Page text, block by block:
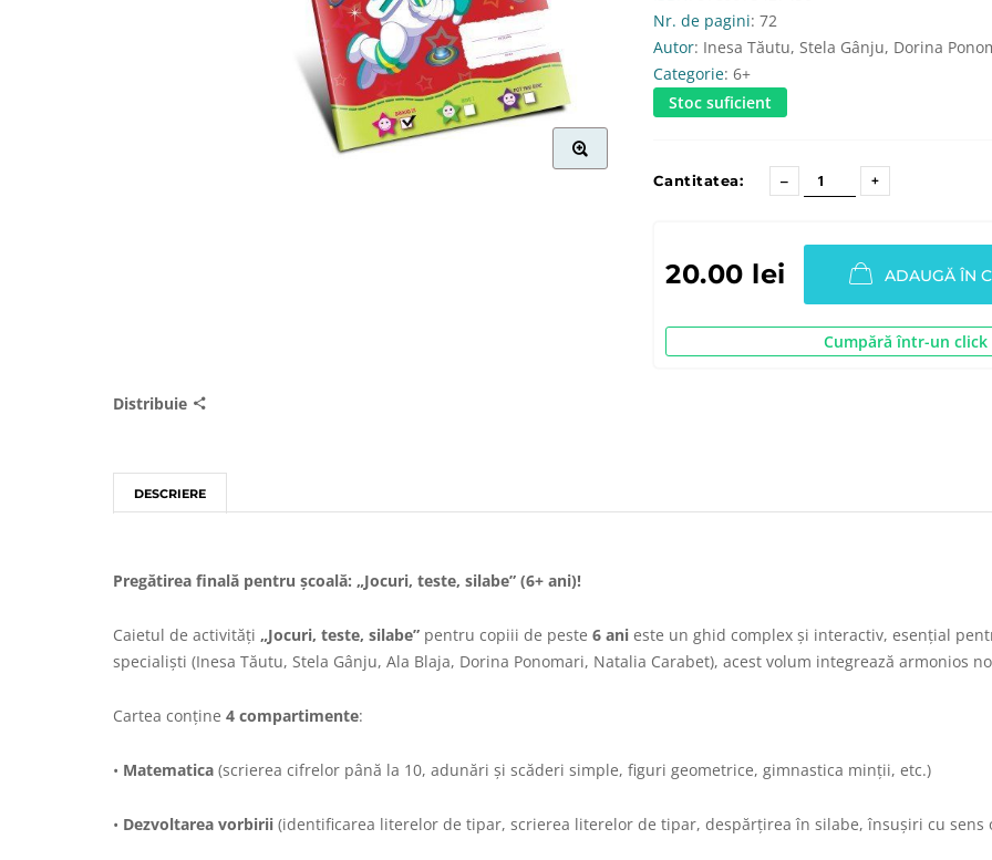
Nr. de pagini: 72
Autor: Inesa Tăutu, Stela Gânju, Dorina
Categorie: 6+
Stoc suficient
Cantitatea:
20.00 lei ADAUGĂ ÎN
Cumpără într-un click
Distribuie
DESCRIERE
Pregătirea finală pentru școală: „Jocuri, teste, silabe” (6+ ani)!
Caietul de activități „Jocuri, teste, silabe” pentru copiii de peste 6 ani este un ghid complex și interactiv, esențial
specialiști (Inesa Tăutu, Stela Gânju, Ala Blaja, Dorina Ponomari, Natalia Carabet), acest volum integrează armonios
Cartea conține 4 compartimente:
• Matematica (scrierea cifrelor până la 10, adunări și scăderi simple, figuri geometrice, gimnastica minții, etc.)
• Dezvoltarea vorbirii (identificarea literelor de tipar, scrierea literelor de tipar, despărțirea în silabe, însușiri cu sens